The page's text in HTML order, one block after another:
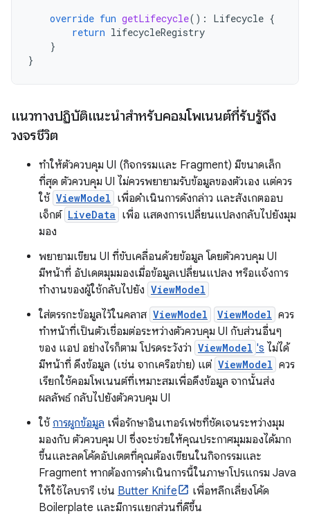
override fun getLifecycle(): Lifecycle {
return lifecycleRegistry
}
}
แนวทางปฏิบัติแนะนำสำหรับคอมโพเนนต์ที่รับรู้ถึง
วงจรชีวิต
ทำให้ตัวควบคุม UI (กิจกรรมและ Fragment) มีขนาดเล็ก
ที่สุด ตัวควบคุม UI ไม่ควรพยายามรับข้อมูลของตัวเอง แต่ควร
ใช้ ViewModel เพื่อดำเนินการดังกล่าว และสังเกตออบ
เจ็กต์ LiveData เพื่อ แสดงการเปลี่ยนแปลงกลับไปยังมุม
มอง
พยายามเขียน UI ที่ขับเคลื่อนด้วยข้อมูล โดยตัวควบคุม UI
มีหน้าที่ อัปเดตมุมมองเมื่อข้อมูลเปลี่ยนแปลง หรือแจ้งการ
ทำงานของผู้ใช้กลับไปยัง ViewModel
ใส่ตรรกะข้อมูลไว้ในคลาส ViewModel ViewModel ควร
ทำหน้าที่เป็นตัวเชื่อมต่อระหว่างตัวควบคุม UI กับส่วนอื่นๆ
ของ แอป อย่างไรก็ตาม โปรดระวังว่า ViewModel 's ไม่ได้
มีหน้าที่ ดึงข้อมูล (เช่น จากเครือข่าย) แต่ ViewModel ควร
เรียกใช้คอมโพเนนต์ที่เหมาะสมเพื่อดึงข้อมูล จากนั้นส่ง
ผลลัพธ์ กลับไปยังตัวควบคุม UI
ใช้ การผูกข้อมูล เพื่อรักษาอินเทอร์เฟซที่ชัดเจนระหว่างมุม
มองกับ ตัวควบคุม UI ซึ่งจะช่วยให้คุณประกาศมุมมองได้มาก
ขึ้นและลดโค้ดอัปเดตที่คุณต้องเขียนในกิจกรรมและ
Fragment หากต้องการดำเนินการนี้ในภาษาโปรแกรม Java
ให้ใช้ไลบรารี เช่น Butter Knife
เพื่อหลีกเลี่ยงโค้ด
Boilerplate และมีการแยกส่วนที่ดีขึ้น